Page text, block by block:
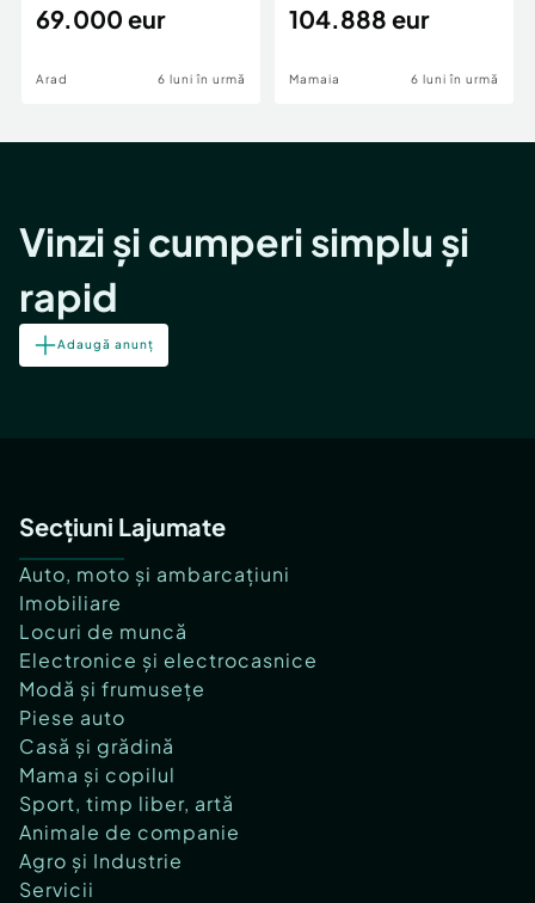
69.000 eur
Arad 6 luni în urmă
cheie,langa Mega
104.888 eur
Mamaia 6 luni în urmă
Vinzi și cumperi simplu și
rapid
Adaugă anunț
Secțiuni Lajumate
Auto, moto și ambarcațiuni
Imobiliare
Locuri de muncă
Electronice și electrocasnice
Modă și frumusețe
Piese auto
Casă și grădină
Mama și copilul
Sport, timp liber, artă
Animale de companie
Agro și Industrie
Servicii